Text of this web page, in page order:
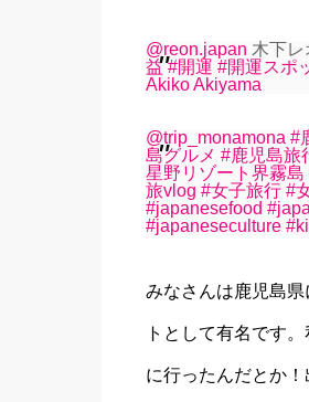
@reon.japan 木下
益 #開運 #開運スポ
Akiko Akiyama
@trip_monamona #
島グルメ #鹿児島旅
星野リゾート界霧島
旅vlog #女子旅行 #
#japanesefood
#japaneseculture
みなさんは鹿児島
トとして有名です
に行ったんだとか